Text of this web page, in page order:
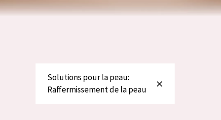
Peau normale
German
Solutions pour la peau:
Raffermissement de la peau